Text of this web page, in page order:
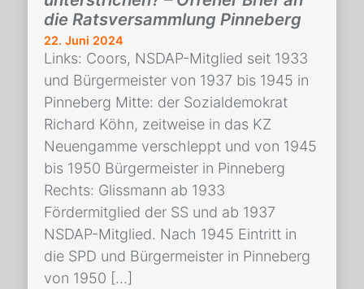
die Ratsversammlung Pinneberg
22. Juni 2024
Links: Coors, NSDAP-Mitglied seit 1933
und Bürgermeister von 1937 bis 1945 in
Pinneberg Mitte: der Sozialdemokrat
Richard Köhn, zeitweise in das KZ
Neuengamme verschleppt und von 1945
bis 1950 Bürgermeister in Pinneberg
Rechts: Glissmann ab 1933
Fördermitglied der SS und ab 1937
NSDAP-Mitglied. Nach 1945 Eintritt in
die SPD und Bürgermeister in Pinneberg
von 1950 […]